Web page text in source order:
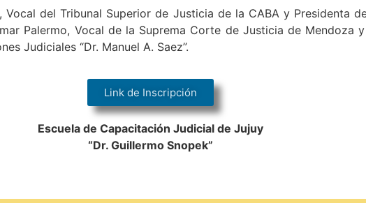
Vocal del Tribunal Superior de Justicia de la CABA y Presidenta
Palermo, Vocal de la Suprema Corte de Justicia de Mendoza
Judiciales “Dr. Manuel A. Saez”.
Link de Inscripción
Escuela de Capacitación Judicial de Jujuy
“Dr. Guillermo Snopek”